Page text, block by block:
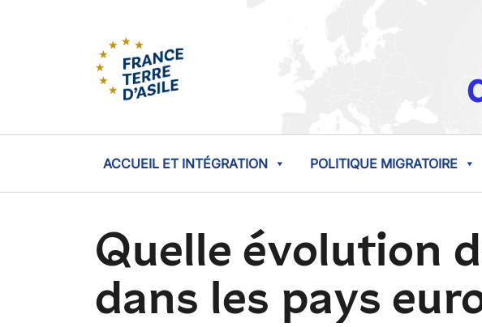
ACCUEIL ET INTÉGRATION POLITIQUE MIGRATOIRE
Quelle évolution
dans les pays